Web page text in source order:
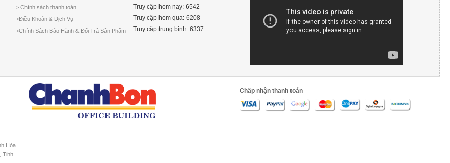
> Chính sách thanh toán
>Điều Khoản & Dịch Vụ
>Chính Sách Bảo Hành & Đổi Trả Sản Phẩm
Truy cập hom nay: 6542
Truy cập hom qua: 6208
Truy cập trung binh: 6337
Hòa
Tỉnh
Chấp nhận thanh toán